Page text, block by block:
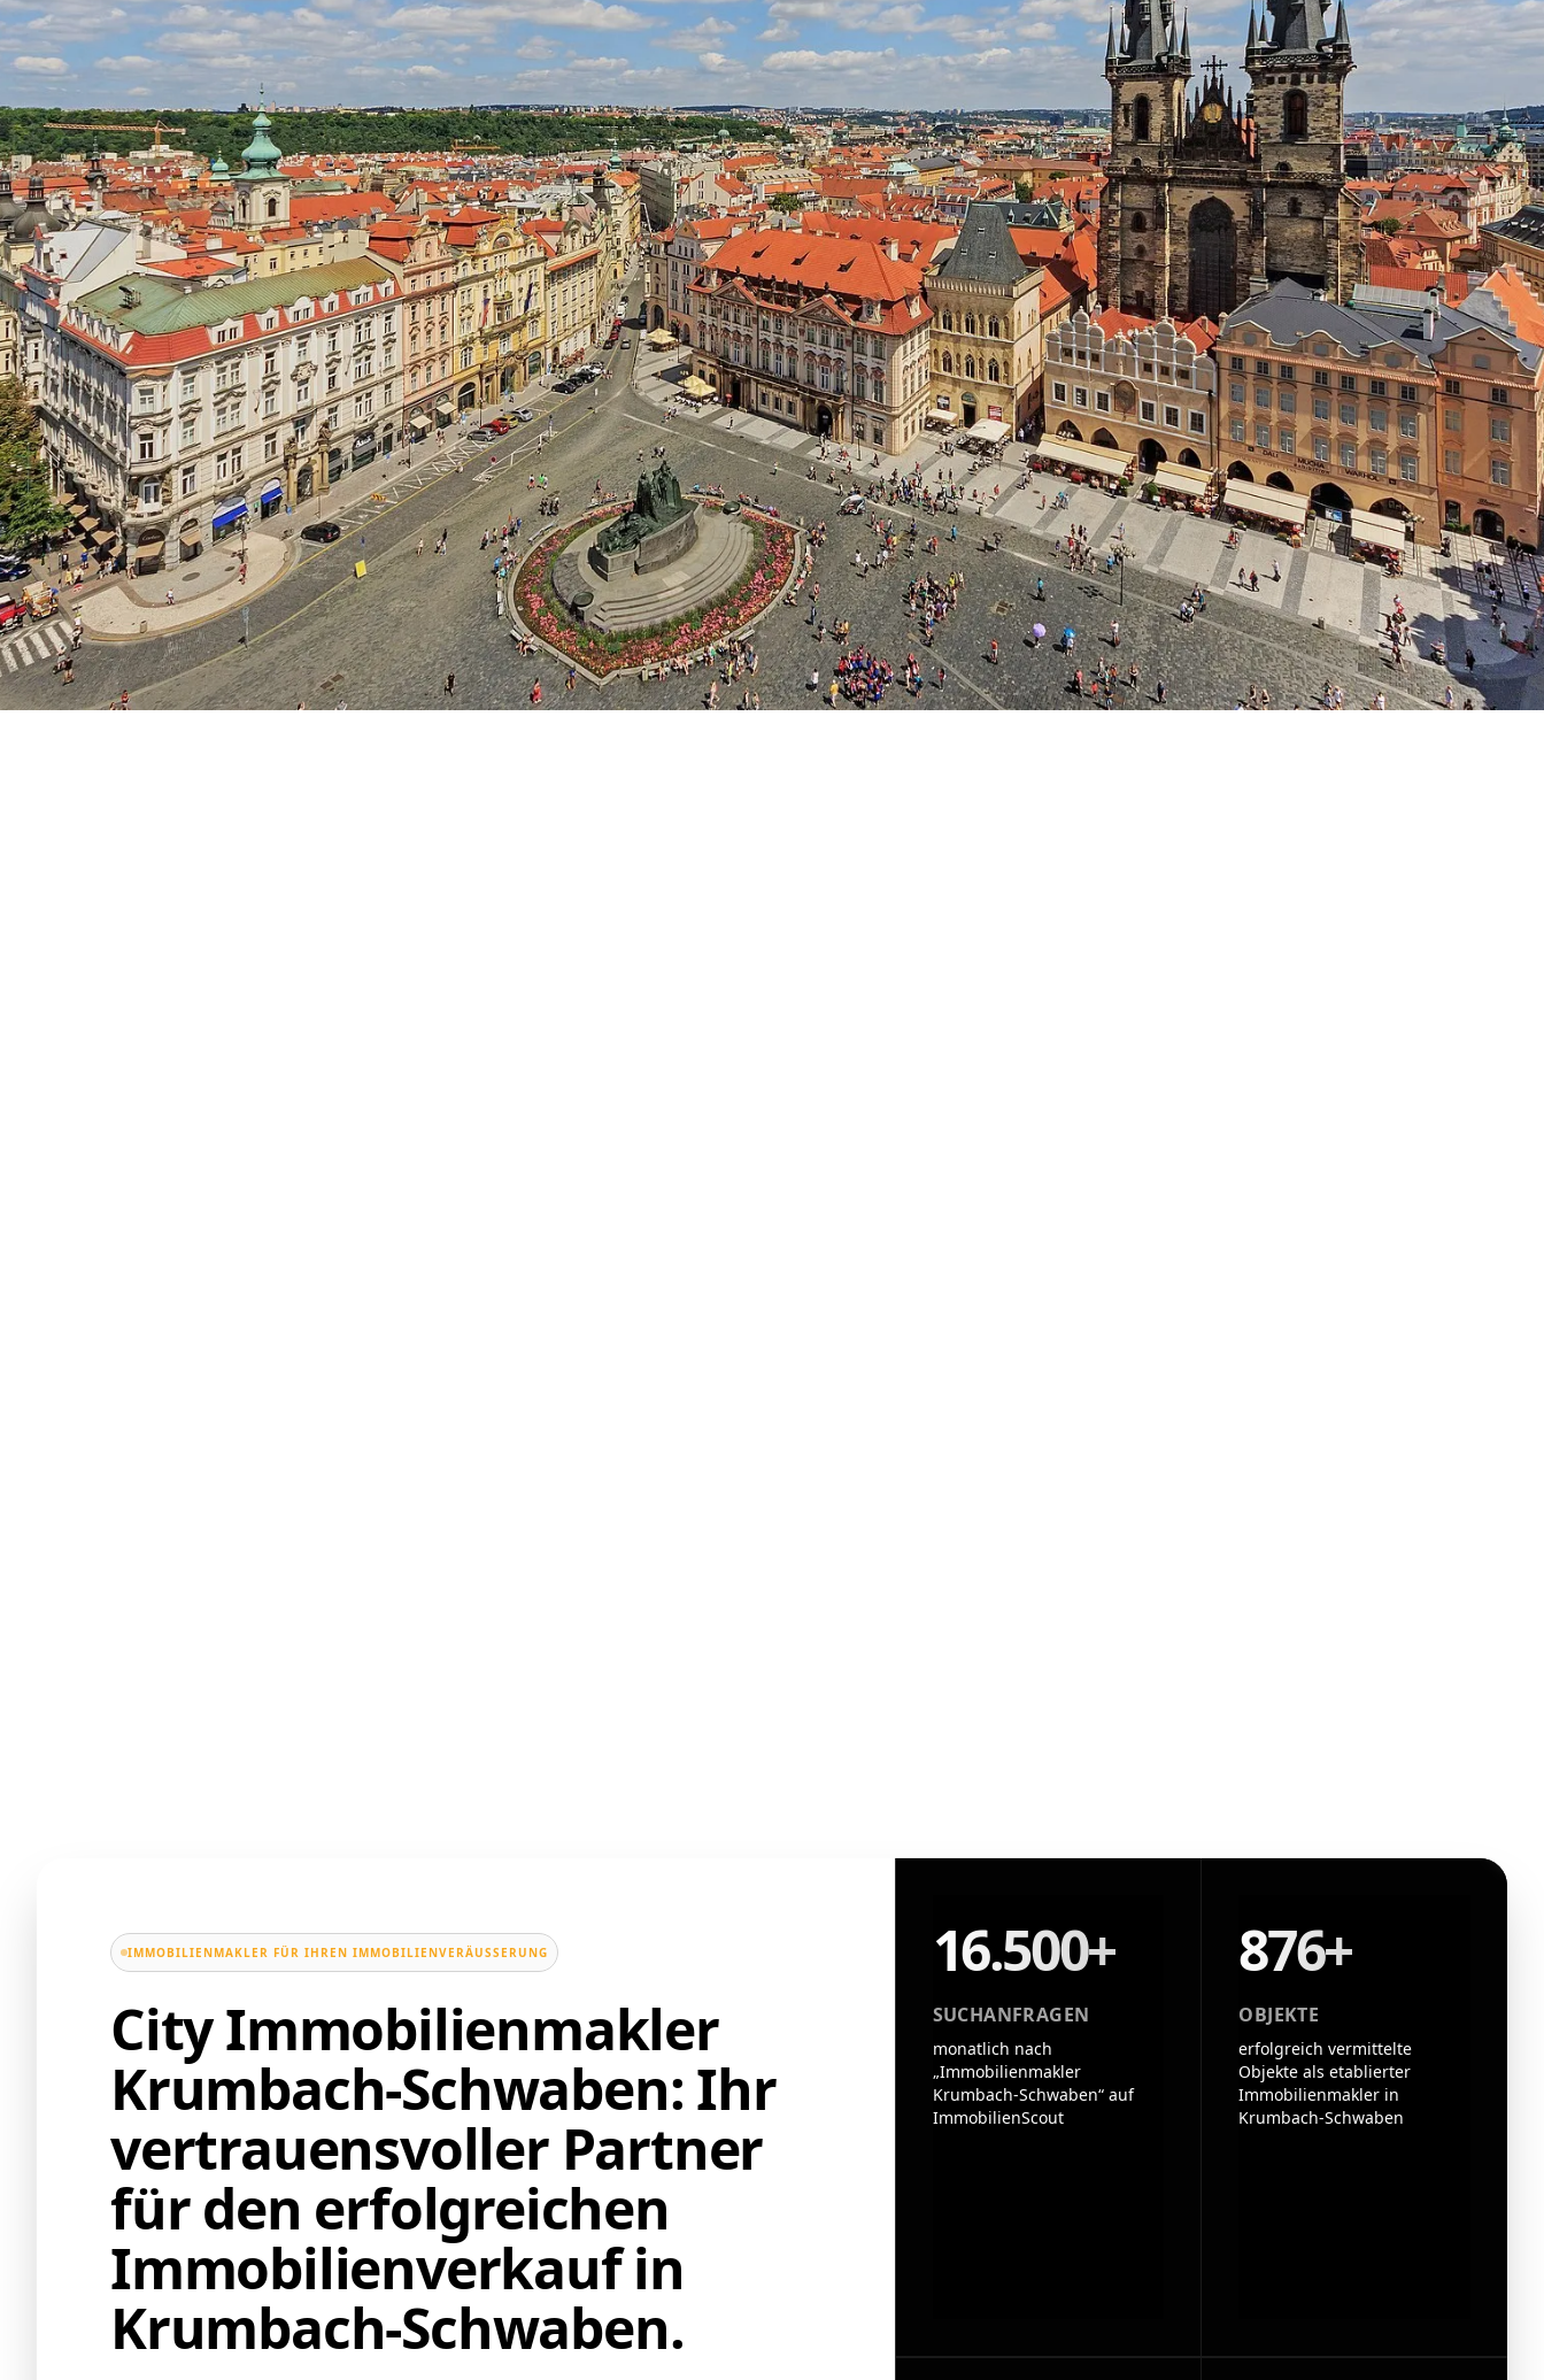
IMMOBILIENMAKLER FÜR IHREN IMMOBILIENVERÄUSSERUNG
City Immobilienmakler
Krumbach-Schwaben: Ihr
vertrauensvoller Partner
für den erfolgreichen
Immobilienverkauf in
Krumbach-Schwaben.
16.500+
SUCHANFRAGEN
monatlich nach
„Immobilienmakler
Krumbach-Schwaben“ auf
ImmobilienScout
876+
OBJEKTE
erfolgreich vermittelte
Objekte als etablierter
Immobilienmakler in
Krumbach-Schwaben